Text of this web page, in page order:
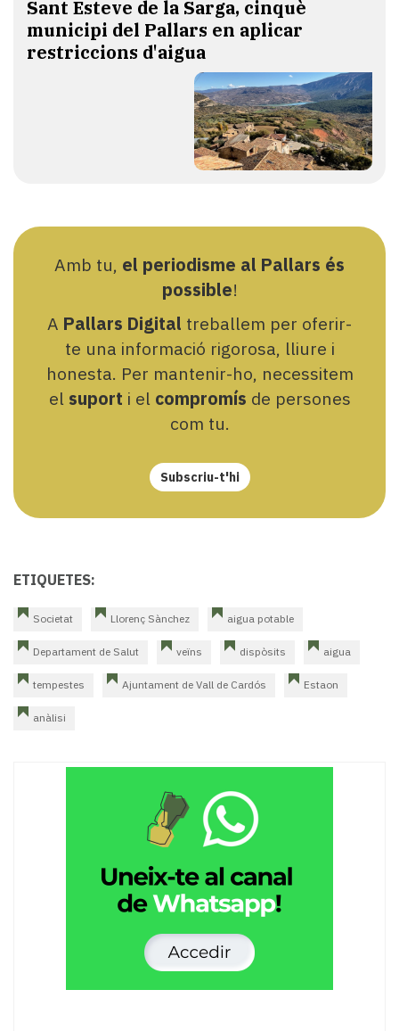
Sant Esteve de la Sarga, cinquè
municipi del Pallars en aplicar
restriccions d'aigua
Amb tu, el periodisme al Pallars és
possible!
A Pallars Digital treballem per oferir-
te una informació rigorosa, lliure i
honesta. Per mantenir-ho, necessitem
el suport i el compromís de persones
com tu.
Subscriu-t'hi
ETIQUETES:
Societat Llorenç Sànchez aigua potable
Departament de Salut veïns dispòsits aigua
tempestes Ajuntament de Vall de Cardós Estaon
anàlisi